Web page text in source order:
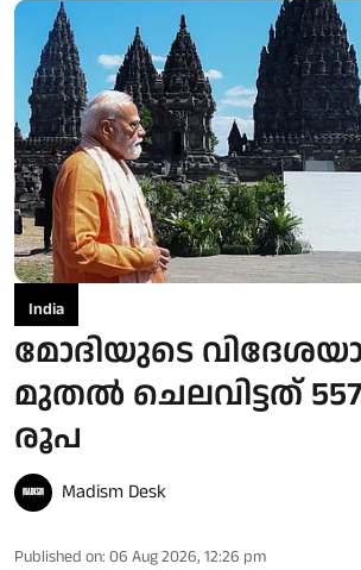
India
മോദിയുടെ
മുതല്‍ ചെലവിട്ടത്
രൂപ
Madism Desk
Published on: 06 Aug 2026, 12:26 pm